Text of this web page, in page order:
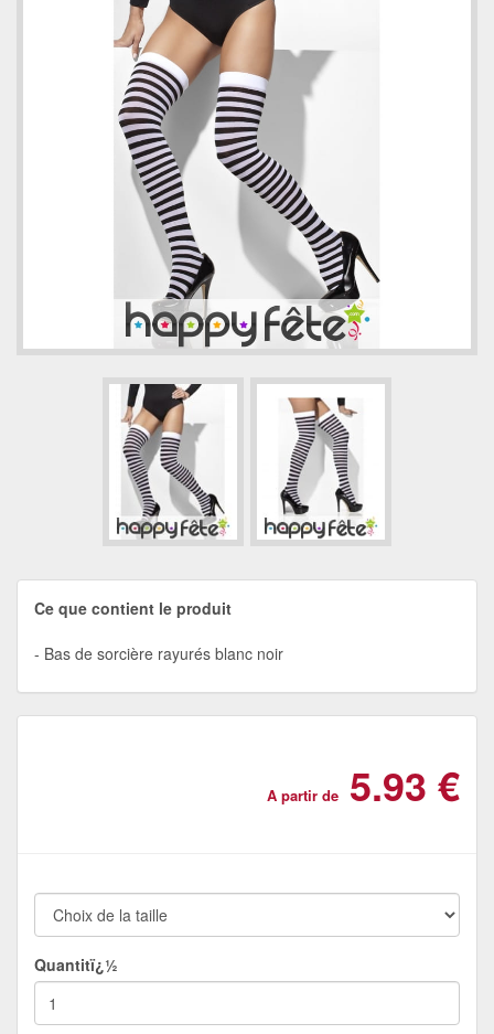
Ce que contient le produit
Bas de sorcière rayurés blanc noir
A partir de 5.93 €
Quantitï¿½